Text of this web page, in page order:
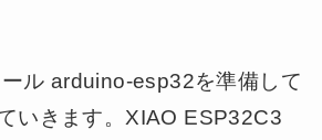
ル arduino-esp32を準備して
いきます。XIAO ESP32C3